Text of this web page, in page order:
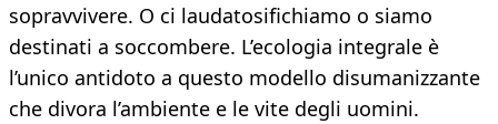
sopravvivere. O ci laudatosifichiamo o siamo
destinati a soccombere. L’ecologia integrale è
l’unico antidoto a questo modello disumanizzante
che divora l’ambiente e le vite degli uomini.